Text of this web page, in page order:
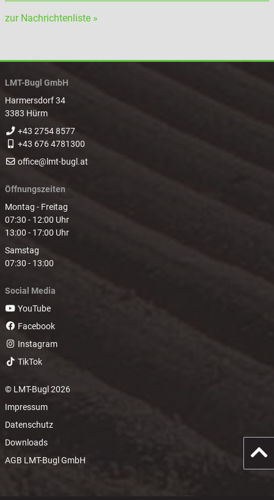
zur Nachrichtenliste »
LMT-Bugl GmbH
Harmersdorf 34
3383 Hürm
+43 2754 8577
+43 676 4781300
office@lmt-bugl.at
Öffnungszeiten
Montag - Freitag
07:30 - 12:00 Uhr
13:00 - 17:00 Uhr
Samstag
07:30 - 13:00
Social Media
YouTube
Facebook
Instagram
TikTok
© LMT-Bugl 2026
Impressum
Datenschutz
Downloads
AGB LMT-Bugl GmbH